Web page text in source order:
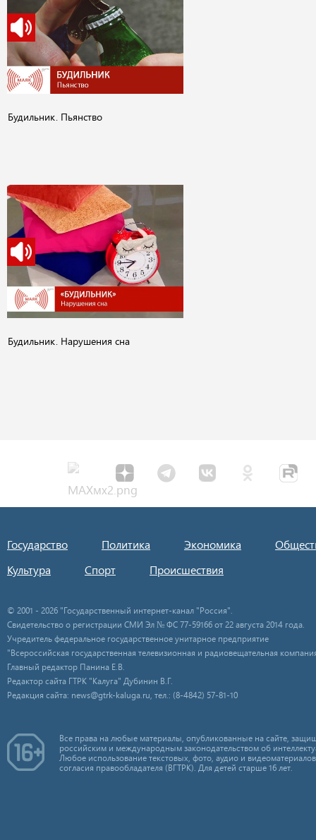
Будильник. Пьянство
Будильник. Нарушения сна
Государство Политика Экономика
Культура
Спорт Происшествия
© 2001 - 2026 "Государственный интернет-канал "Россия".
Свидетельство о регистрации СМИ Эл № ФС 77-59166 от 22 августа 2014 года.
Учредитель федеральное государственное унитарное предприятие
"Всероссийская государственная телевизионная и радиовещательная
Главный редактор Панина Е.В.
Редактор сайта ГТРК "Калуга" Дубинин В.Г.
Редакция сайта: news@gtrk-kaluga.ru, тел.: (8-4842) 57-81-10
Все права на любые материалы, опубликованные на сайте,
российским и международным законодательством об
Любое использование текстовых, фото, аудио и
согласия правообладателя (ВГТРК). Для детей старше 16 лет.